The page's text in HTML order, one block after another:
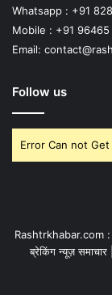
Whatsapp : +91
Mobile : +91
Email:
Follow us
Error Can not
Rashtrkhabar.com :
ब्रेकिंग न्यूज़